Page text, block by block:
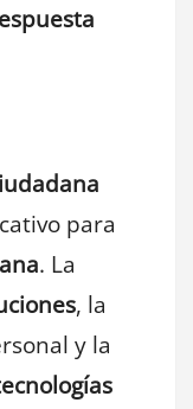
para
. La
, la
y la